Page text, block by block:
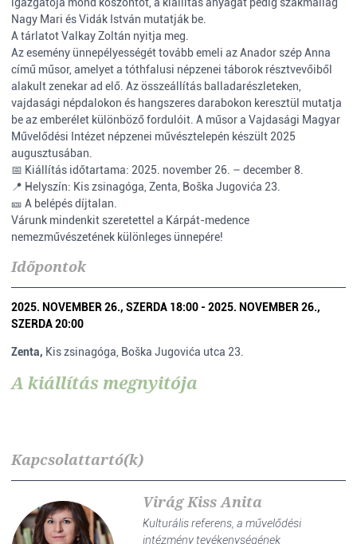
Nagy Mari és Vidák István mutatják be.
A tárlatot Valkay Zoltán nyitja meg.
Az esemény ünnepélyességét tovább emeli az Anador szép Anna
című műsor, amelyet a tóthfalusi népzenei táborok résztvevőiből
alakult zenekar ad elő. Az összeállítás balladarészleteken,
vajdasági népdalokon és hangszeres darabokon keresztül mutatja
be az emberélet különböző fordulóit. A műsor a Vajdasági Magyar
Művelődési Intézet népzenei művésztelepén készült 2025
augusztusában.
📅 Kiállítás időtartama: 2025. november 26. – december 8.
📍 Helyszín: Kis zsinagóga, Zenta, Boška Jugovića 23.
🎫 A belépés díjtalan.
Várunk mindenkit szeretettel a Kárpát-medence
nemezművészetének különleges ünnepére!
Időpontok
2025. NOVEMBER 26., SZERDA 18:00 - 2025. NOVEMBER 26.,
SZERDA 20:00
Zenta, Kis zsinagóga, Boška Jugovića utca 23.
A kiállítás megnyitója
Kapcsolattartó(k)
Virág Kiss Anita
Kulturális referens, a művelődési
intézmény tevékenységének